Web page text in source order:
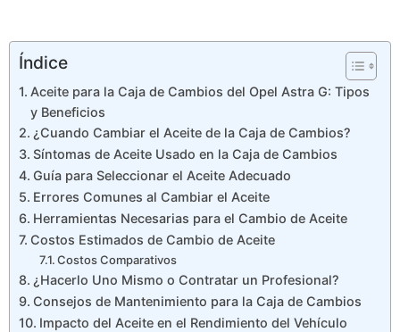
Índice
Aceite para la Caja de Cambios del Opel Astra G: Tipos
y Beneficios
¿Cuando Cambiar el Aceite de la Caja de Cambios?
Síntomas de Aceite Usado en la Caja de Cambios
Guía para Seleccionar el Aceite Adecuado
Errores Comunes al Cambiar el Aceite
Herramientas Necesarias para el Cambio de Aceite
Costos Estimados de Cambio de Aceite
Costos Comparativos
¿Hacerlo Uno Mismo o Contratar un Profesional?
Consejos de Mantenimiento para la Caja de Cambios
Impacto del Aceite en el Rendimiento del Vehículo